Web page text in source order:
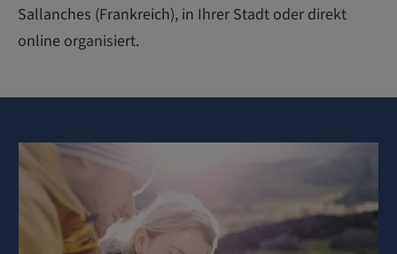
Sallanches (Frankreich), in Ihrer Stadt oder direkt
online organisiert.